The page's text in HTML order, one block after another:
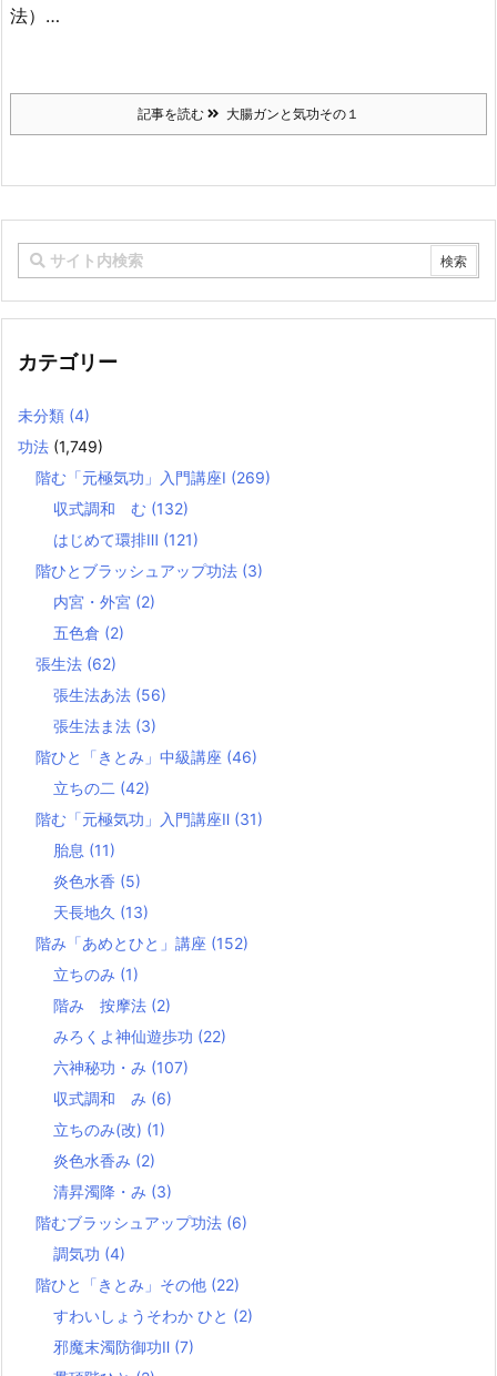
法）…
記事を読む 大腸ガンと気功その１
カテゴリー
未分類 (4)
功法 (1,749)
階む「元極気功」入門講座Ⅰ (269)
収式調和 む (132)
はじめて環排Ⅲ (121)
階ひとブラッシュアップ功法 (3)
内宮・外宮 (2)
五色倉 (2)
張生法 (62)
張生法あ法 (56)
張生法ま法 (3)
階ひと「きとみ」中級講座 (46)
立ちの二 (42)
階む「元極気功」入門講座Ⅱ (31)
胎息 (11)
炎色水香 (5)
天長地久 (13)
階み「あめとひと」講座 (152)
立ちのみ (1)
階み 按摩法 (2)
みろくよ神仙遊歩功 (22)
六神秘功・み (107)
収式調和 み (6)
立ちのみ(改) (1)
炎色水香み (2)
清昇濁降・み (3)
階むブラッシュアップ功法 (6)
調気功 (4)
階ひと「きとみ」その他 (22)
すわいしょうそわか ひと (2)
邪魔末濁防御功Ⅱ (7)